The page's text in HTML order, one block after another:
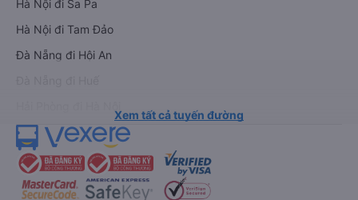
Hà Nội đi Sa Pa
Hà Nội đi Tam Đảo
Đà Nẵng đi Hội An
Xem tất cả tuyến đường